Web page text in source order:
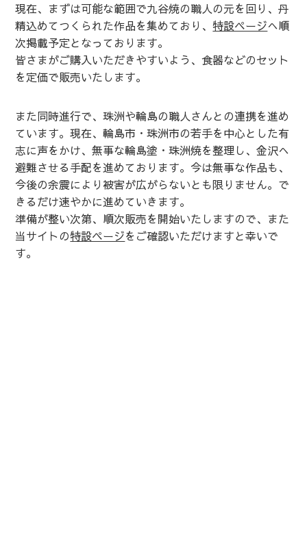
現在、まずは可能な範囲で九谷焼の職人の元を回り、丹
精込めてつくられた作品を集めており、特設ページへ順
次掲載予定となっております。
皆さまがご購入いただきやすいよう、食器などのセット
を定価で販売いたします。
また同時進行で、珠洲や輪島の職人さんとの連携を進め
ています。現在、輪島市・珠洲市の若手を中心とした有
志に声をかけ、無事な輪島塗・珠洲焼を整理し、金沢へ
避難させる手配を進めております。今は無事な作品も、
今後の余震により被害が広がらないとも限りません。で
きるだけ速やかに進めていきます。
準備が整い次第、順次販売を開始いたしますので、また
当サイトの特設ページをご確認いただけますと幸いで
す。